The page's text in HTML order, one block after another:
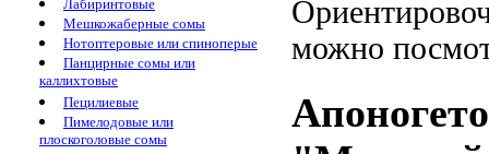
Лабиринтовые
Мешкожаберные сомы
Нотоптеровые или спиноперые
Панцирные сомы или
каллихтовые
Пецилиевые
Пимелодовые или
плоскоголовые сомы
можно